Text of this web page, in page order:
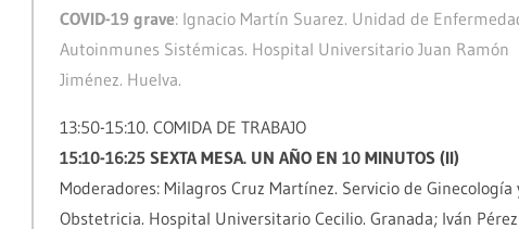
COVID-19 grave: Ignacio Martín Suarez. Unidad de
Autoinmunes Sistémicas. Hospital Universitario Juan Ramón
Jiménez. Huelva.
13:50-15:10. COMIDA DE TRABAJO
15:10-16:25 SEXTA MESA. UN AÑO EN 10 MINUTOS (II)
Moderadores: Milagros Cruz Martínez. Servicio de Ginecología
Obstetricia. Hospital Universitario Cecilio. Granada; Iván